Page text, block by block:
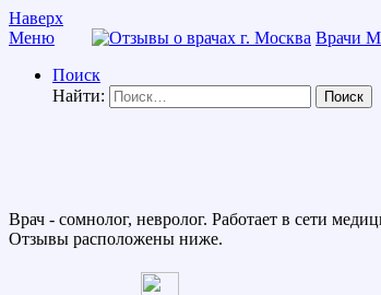
Наверх
Меню
Врачи
Поиск
Найти:
Врач - сомнолог, невролог. Работает в сети
Отзывы расположены ниже.